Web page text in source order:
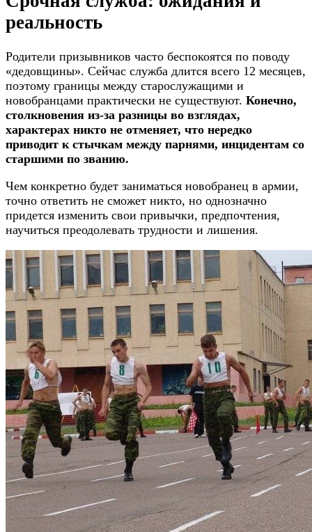
реальность
Родители призывников часто беспокоятся по поводу
«дедовщины». Сейчас служба длится всего 12 месяцев,
поэтому границы между старослужащими и
новобранцами практически не существуют. Конечно,
столкновения из-за разницы во взглядах,
характерах никто не отменяет, что нередко
приводит к стычкам между парнями, инцидентам со
старшими по званию.
Чем конкретно будет заниматься новобранец в армии,
точно ответить не сможет никто, но однозначно
придется изменить свои привычки, предпочтения,
научиться преодолевать трудности и лишения.